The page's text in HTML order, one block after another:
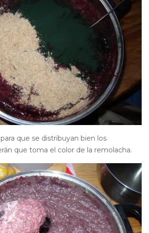
que se distribuyan bien los
que toma el color de la remolacha.